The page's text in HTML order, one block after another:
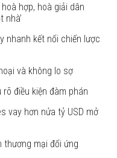
hợp, hoà giải dân
nhà’
nhanh kết nối chiến lược
và không lo sợ
rõ điều kiện đàm phán
vay hơn nửa tỷ USD mở
thương mại đối ứng